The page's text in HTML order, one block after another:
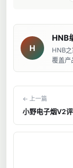
H
HNB
HNB
覆盖产
← 上一篇
小野电子烟V2